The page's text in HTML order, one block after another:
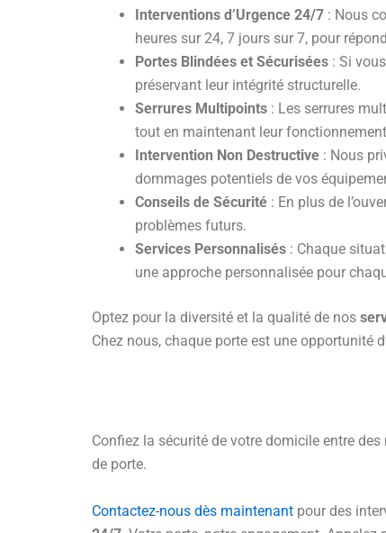
Interventions d’Urgence 24/7 : Nous
heures sur 24, 7 jours sur 7, pour
Portes Blindées et Sécurisées : Si
préservant leur intégrité structurelle.
Serrures Multipoints : Les serrures
tout en maintenant leur
Intervention Non Destructive : Nous
dommages potentiels de vos
Conseils de Sécurité : En plus de
problèmes futurs.
Services Personnalisés : Chaque
une approche personnalisée pour
Optez pour la diversité et la qualité de nos
Chez nous, chaque porte est une opportunité
Confiez la sécurité de votre domicile entre
de porte.
Contactez-nous dès maintenant pour des